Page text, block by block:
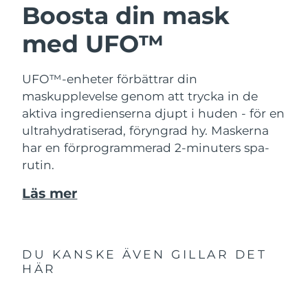
Boosta din mask
med UFO™
UFO™-enheter förbättrar din
maskupplevelse genom att trycka in de
aktiva ingredienserna djupt i huden - för en
ultrahydratiserad, föryngrad hy. Maskerna
har en förprogrammerad 2-minuters spa-
rutin.
Läs mer
DU KANSKE ÄVEN GILLAR DET
HÄR
Vietnam Förväntad leverans